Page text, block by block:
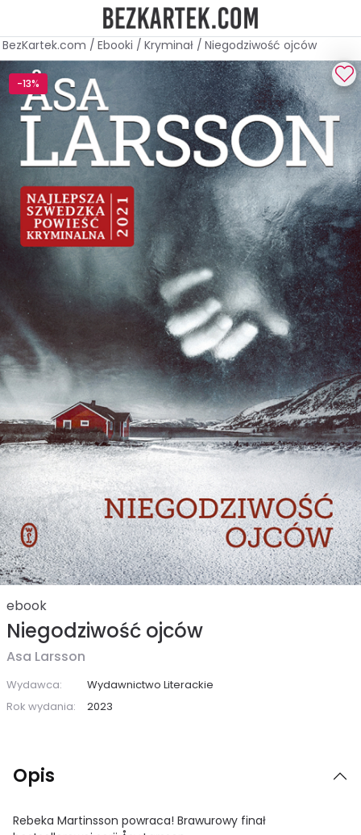
BezKartek.com / Ebooki / Kryminał / Niegodziwość ojców
-13%
ebook
Niegodziwość ojców
Asa Larsson
Wydawca:
Wydawnictwo Literackie
Rok wydania:
2023
Opis
Rebeka Martinsson powraca! Brawurowy finał